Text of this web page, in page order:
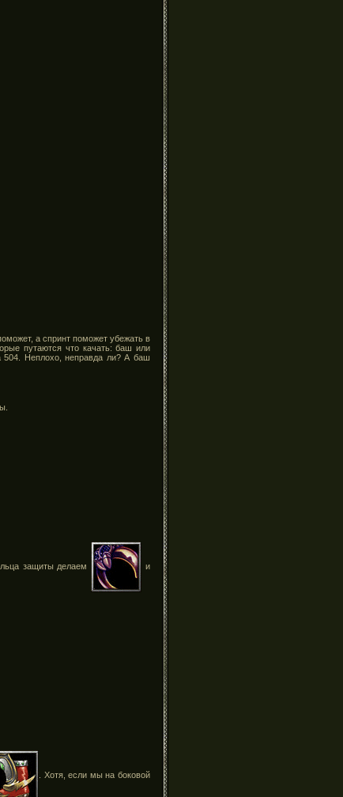
а спринт поможет убежать в
путаются что качать: баш или
504. Неплохо, неправда ли? А баш
защиты делаем и
. Хотя, если мы на боковой